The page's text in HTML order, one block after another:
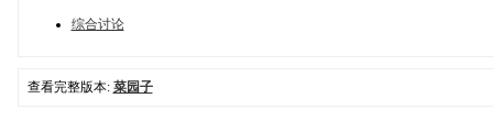
综合讨论
查看完整版本: 菜园子